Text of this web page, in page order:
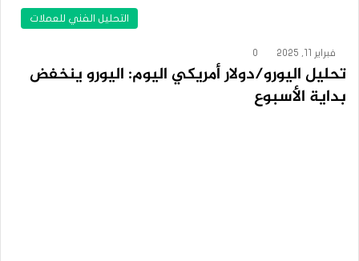
التحليل الفني للعملات
فبراير 11, 2025 0
تحليل اليورو/دولار أمريكي اليوم: اليورو ينخفض ​​
بداية الأسبوع